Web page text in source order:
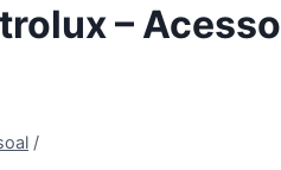
– Acesso
/